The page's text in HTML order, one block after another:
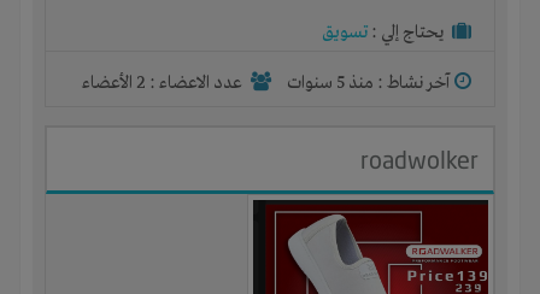
يحتاج إلي : تسويق
آخر نشاط : منذ 5 سنوات عدد الاعضاء : 2 الأعضاء
roadwolker